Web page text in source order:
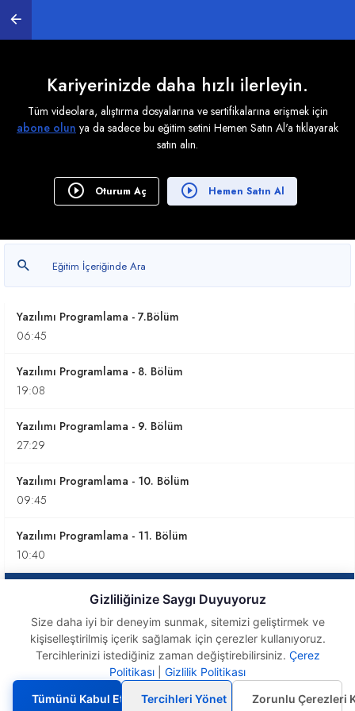
Kariyerinizde daha hızlı ilerleyin.
Tüm videolara, alıştırma dosyalarına ve sertifikalarına erişmek için
abone olun ya da sadece bu eğitim setini Hemen Satın Al'a tıklayarak
satın alın.
Oturum Aç Hemen Satın Al
Yazılımı Programlama - 2. Bölüm
Yazılımı Programlama - 3. Bölüm
25:48
Yazılımı Programlama - 4. Bölüm
Yazılımı Programlama - 5. Bölüm
Yazılımı Programlama - 6. Bölüm
Yazılımı Programlama - 7.Bölüm
06:45
Yazılımı Programlama - 8. Bölüm
19:08
Yazılımı Programlama - 9. Bölüm
27:29
Yazılımı Programlama - 10. Bölüm
09:45
Yazılımı Programlama - 11. Bölüm
10:40
Yazılımı Programlama - 12. Bölüm
Yazılımı Programlama - 13. Bölüm
06:22
Yazılımı Programlama -14. Bölüm
Programlama - 12.
Bölüm
Gizliliğinize Saygı Duyuyoruz
Size daha iyi bir deneyim sunmak, sitemizi geliştirmek ve
kişiselleştirilmiş içerik sağlamak için çerezler kullanıyoruz.
Tercihlerinizi istediğiniz zaman değiştirebilirsiniz. Çerez
Politikası
Gizlilik Politikası
Tümünü Kabul Et
Tercihleri Yönet Zorunlu Çerezleri